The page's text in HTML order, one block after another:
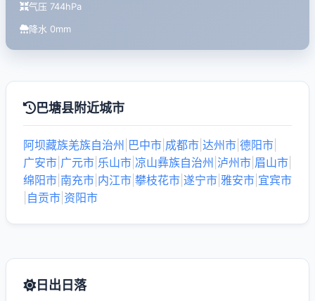
气压 744hPa
降水 0mm
巴塘县附近城市
阿坝藏族羌族自治州 巴中市 成都市 达州市 德阳市
广安市 广元市 乐山市 凉山彝族自治州 泸州市 眉山市
绵阳市 南充市 内江市 攀枝花市 遂宁市 雅安市 宜宾市
自贡市 资阳市
日出日落